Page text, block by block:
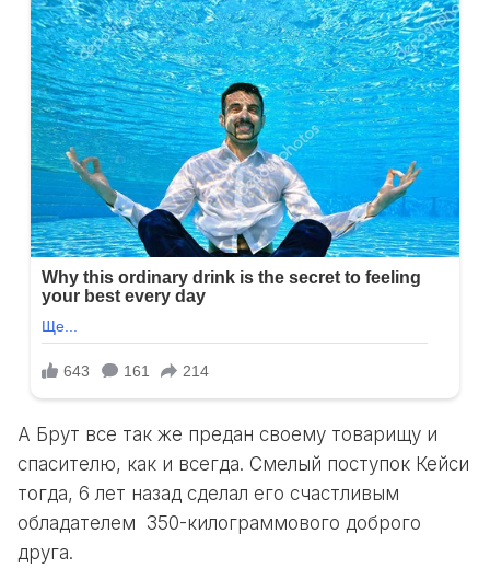
А Брут все так же предан своему товарищу и
спасителю, как и всегда. Смелый поступок Кейси
тогда, 6 лет назад сделал его счастливым
обладателем 350-килограммового доброго
друга.